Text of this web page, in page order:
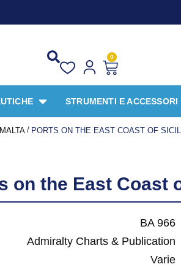
0
STRUMENTI E ACCESSORI
/ PORTS ON THE EAST COAST OF
on the East Coast
BA 966
Admiralty Charts & Publication
Varie